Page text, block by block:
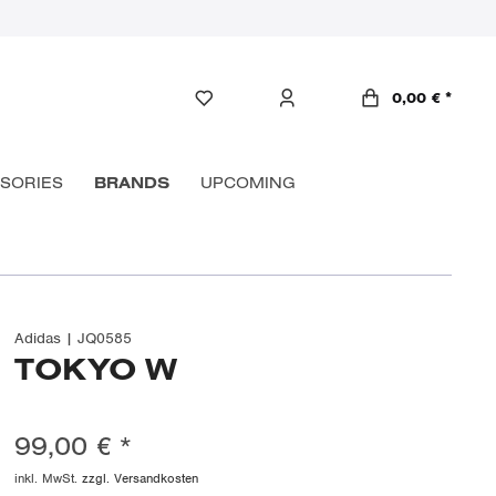
0,00 € *
BRANDS UPCOMING
Adidas | JQ0585
TOKYO W
99,00 € *
inkl. MwSt.zzgl. Versandkosten